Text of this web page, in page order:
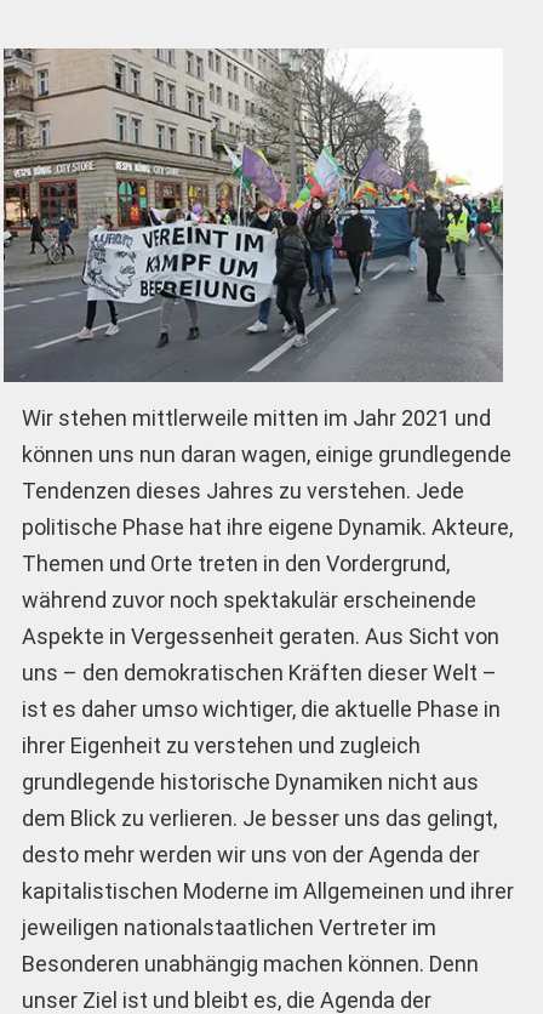
Wir stehen mittlerweile mitten im Jahr 2021 und
können uns nun daran wagen, einige grundlegende
Tendenzen dieses Jahres zu verstehen. Jede
politische Phase hat ihre eigene Dynamik. Akteure,
Themen und Orte treten in den Vordergrund,
während zuvor noch spektakulär erscheinende
Aspekte in Vergessenheit geraten. Aus Sicht von
uns – den demokratischen Kräften dieser Welt –
ist es daher umso wichtiger, die aktuelle Phase in
ihrer Eigenheit zu verstehen und zugleich
grundlegende historische Dynamiken nicht aus
dem Blick zu verlieren. Je besser uns das gelingt,
desto mehr werden wir uns von der Agenda der
kapitalistischen Moderne im Allgemeinen und ihrer
jeweiligen nationalstaatlichen Vertreter im
Besonderen unabhängig machen können. Denn
unser Ziel ist und bleibt es, die Agenda der